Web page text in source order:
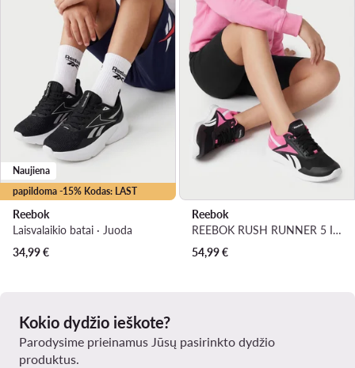
papildoma -15% Kodas: LAST
Naujiena
Reebok
Laisvalaikio batai · Juoda
34,99€
Reebok
REEBOK RUSH RUNNER 5 IF7925 · Bėgimo batai
54,99€
Kokio dydžio ieškote?
Parodysime prieinamus Jūsų pasirinkto dydžio
produktus.